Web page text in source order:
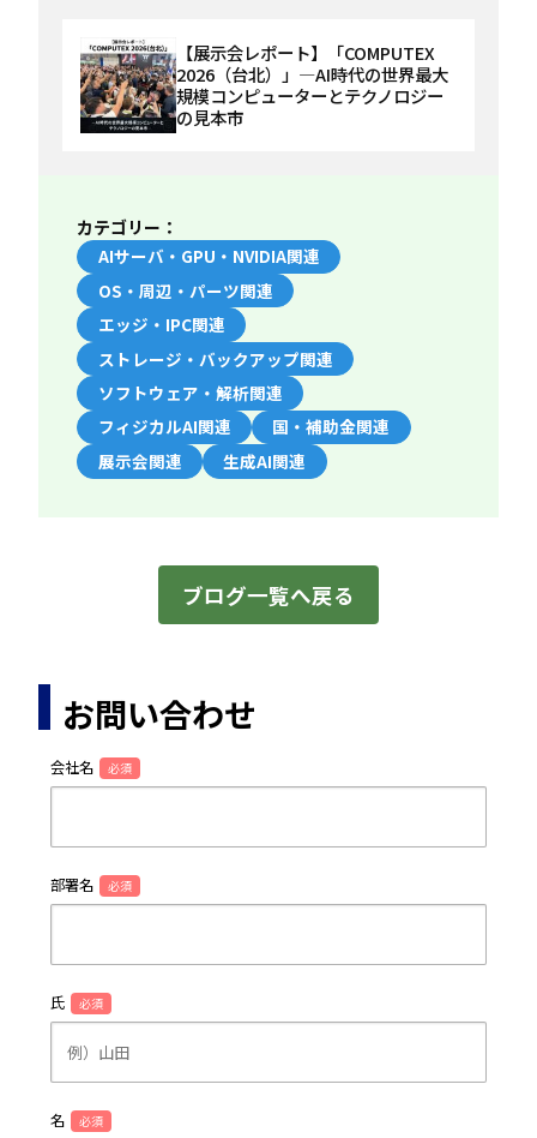
【展示会レポート】「COMPUTEX
2026（台北）」—AI時代の世界最大
規模コンピューターとテクノロジー
の見本市
カテゴリー：
AIサーバ・GPU・NVIDIA関連
OS・周辺・パーツ関連
エッジ・IPC関連
ストレージ・バックアップ関連
ソフトウェア・解析関連
フィジカルAI関連
国・補助金関連
展示会関連
生成AI関連
ブログ一覧へ戻る
お問い合わせ
会社名 必須
部署名 必須
氏 必須
名 必須